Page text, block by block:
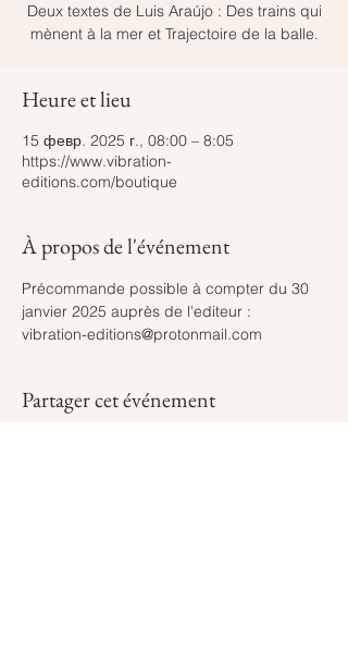
Deux textes de Luis Araújo : Des trains qui
mènent à la mer et Trajectoire de la balle.
Heure et lieu
15 февр. 2025 г., 08:00 – 8:05
https://www.vibration-
editions.com/boutique
À propos de l'événement
Précommande possible à compter du 30
janvier 2025 auprès de l'editeur :
vibration-editions@protonmail.com
Partager cet événement